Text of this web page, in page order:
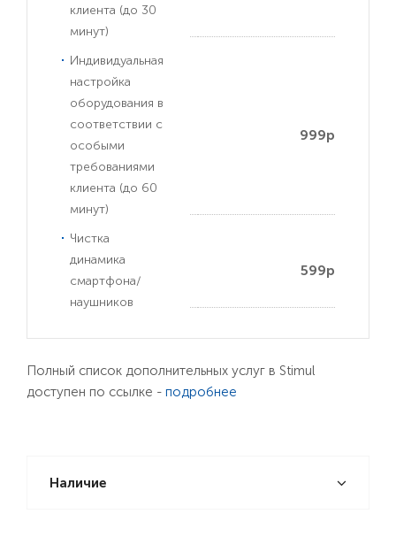
клиента (до 30
минут)
Индивидуальная
настройка
оборудования в
соответствии с
особыми
требованиями
клиента (до 60
минут)
999р
Чистка
динамика
смартфона/
наушников
599р
Полный список дополнительных услуг в Stimul
доступен по ссылке - подробнее
Наличие